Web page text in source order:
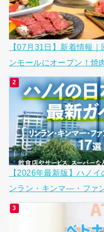
【07月31日】新着情報
ンモールにオープン！焼
【2026年最新版】ハノ
ンラン・キンマ―・ファ